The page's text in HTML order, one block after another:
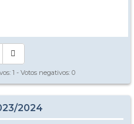
1 - Votos negativos: 0
2024